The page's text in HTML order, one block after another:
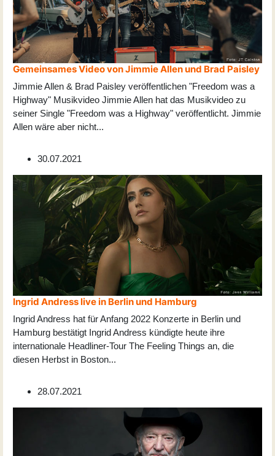
Gemeinsames Video von Jimmie Allen und Brad Paisley
Jimmie Allen & Brad Paisley veröffentlichen "Freedom was a
Highway" Musikvideo Jimmie Allen hat das Musikvideo zu
seiner Single "Freedom was a Highway" veröffentlicht. Jimmie
Allen wäre aber nicht...
30.07.2021
Ingrid Andress live in Berlin und Hamburg
Ingrid Andress hat für Anfang 2022 Konzerte in Berlin und
Hamburg bestätigt Ingrid Andress kündigte heute ihre
internationale Headliner-Tour The Feeling Things an, die
diesen Herbst in Boston...
28.07.2021